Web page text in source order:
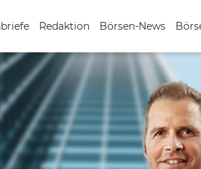
Redaktion Börsen-News